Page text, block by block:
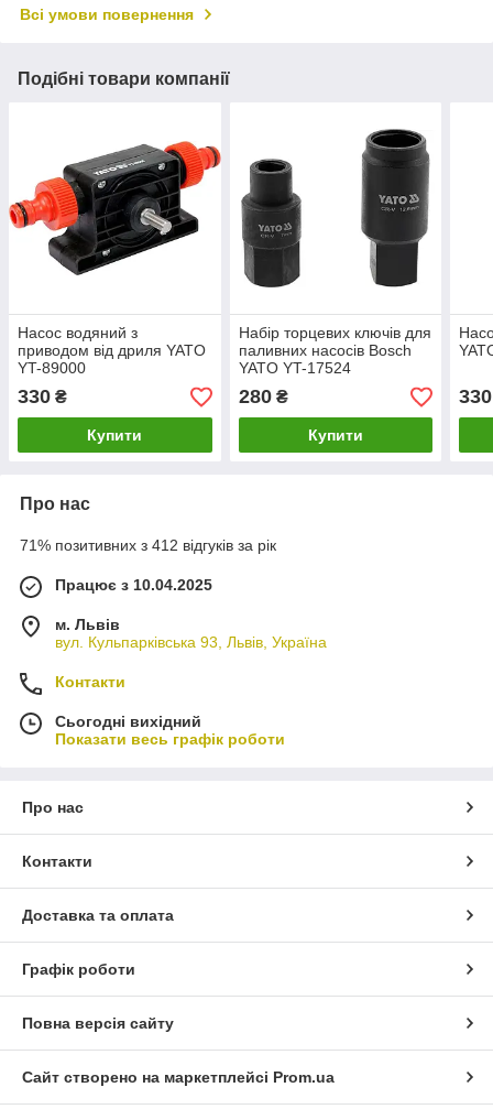
Всі умови повернення
Подібні товари компанії
Насос водяний з
приводом від дриля YATO
YT-89000
330 ₴
Купити
Набір торцевих ключів для
паливних насосів Bosch
YATO YT-17524
280₴
Купити
330
Про нас
71% позитивних з 412 відгуків за рік
Працює з 10.04.2025
м. Львів
вул. Кульпарківська 93, Львів, Україна
Контакти
Сьогодні вихідний
Показати весь графік роботи
Про нас
Контакти
Доставка та оплата
Графік роботи
Повна версія сайту
Сайт створено на маркетплейсі Prom.ua